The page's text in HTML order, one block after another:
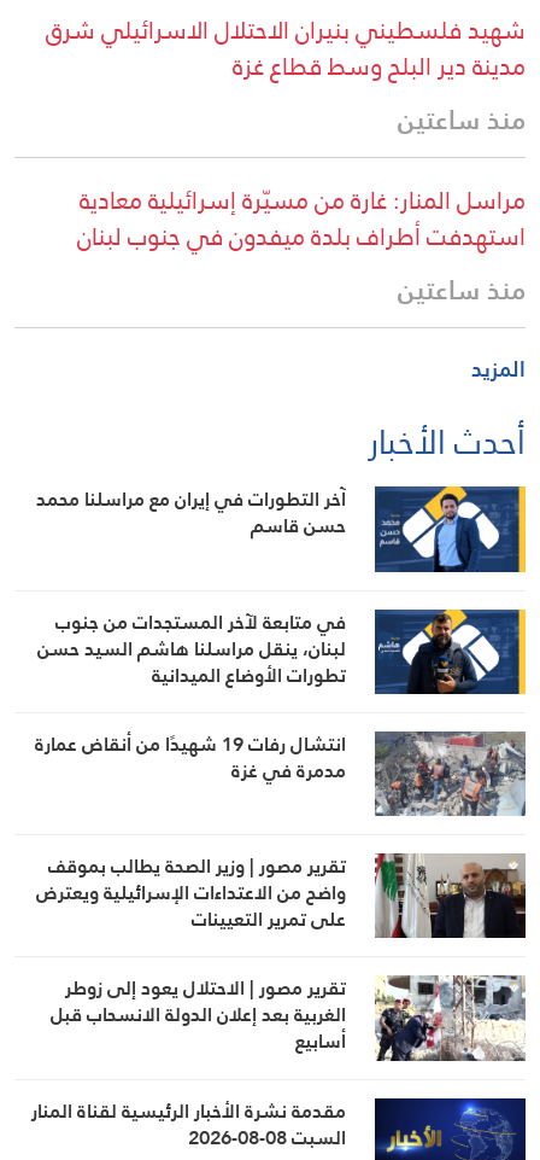
شهيد فلسطيني بنيران الاحتلال الاسرائيلي شرق
مدينة دير البلح وسط قطاع غزة
منذ ساعتين
مراسل المنار: غارة من مسيّرة إسرائيلية معادية
استهدفت أطراف بلدة ميفدون في جنوب لبنان
منذ ساعتين
المزيد
أحدث الأخبار
آخر التطورات في إيران مع مراسلنا محمد
حسن قاسم
في متابعة لآخر المستجدات من جنوب
لبنان، ينقل مراسلنا هاشم السيد حسن
تطورات الأوضاع الميدانية
انتشال رفات 19 شهيدًا من أنقاض عمارة
مدمرة في غزة
تقرير مصور | وزير الصحة يطالب بموقف
واضح من الاعتداءات الإسرائيلية ويعترض
على تمرير التعيينات
تقرير مصور | الاحتلال يعود إلى زوطر
الغربية بعد إعلان الدولة الانسحاب قبل
أسابيع
مقدمة نشرة الأخبار الرئيسية لقناة المنار
السبت 08-08-2026